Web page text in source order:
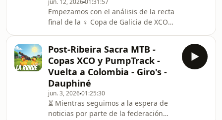
Próxima (y última Copa de Galicia
Máster) Campeonato de Galicia Gravel
- Montes do Tamega ‍♀ Copa de
Galicia de XCO.
jun. 12, 202601:31:57
Empezamos con el análisis de la recta
final de la ‍♀ Copa de Galicia de XCO
las que están muy abiertas y las que
aún tienen mucho que decir. También
vemos como está la Copa de Galicia
Máster a falta de una prueba, como
han sido las clasificaciones de 200K
Pontevedra y Gigante de Piedra.
Además hacemos una previ
Post-Ribeira Sacra MTB -
Copas XCO y PumpTrack -
Vuelta a Colombia - Giro's -
Dauphiné
jun. 3, 202601:25:30
⏳ Mientras seguimos a la espera de
noticias por parte de la federación